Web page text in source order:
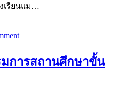
เรียนแม…
การสถานศึกษาขั้น